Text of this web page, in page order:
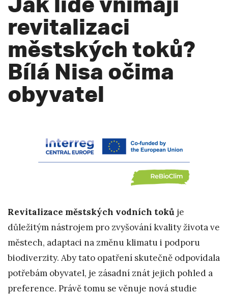
revitalizaci
městských toků?
Bílá Nisa očima
obyvatel
Revitalizace městských vodních toků je
důležitým nástrojem pro zvyšování kvality života ve
městech, adaptaci na změnu klimatu i podporu
biodiverzity. Aby tato opatření skutečně odpovídala
potřebám obyvatel, je zásadní znát jejich pohled a
preference. Právě tomu se věnuje nová studie